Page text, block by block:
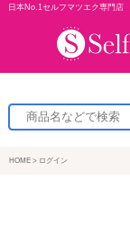
日本No.1セルフマツエク専門店
HOME ログイン